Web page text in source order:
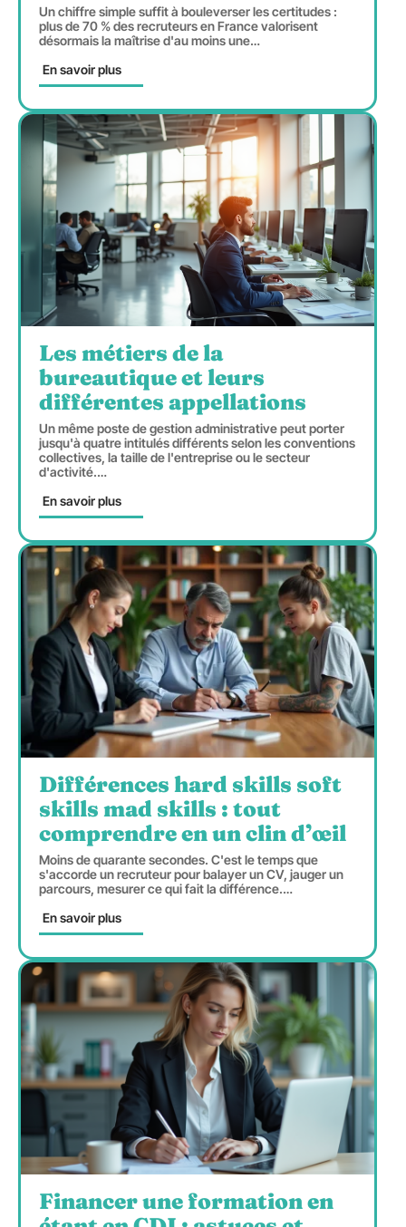
Un chiffre simple suffit à bouleverser les certitudes :
plus de 70 % des recruteurs en France valorisent
désormais la maîtrise d'au moins une…
En savoir plus
Les métiers de la
bureautique et leurs
différentes appellations
Un même poste de gestion administrative peut porter
jusqu'à quatre intitulés différents selon les conventions
collectives, la taille de l'entreprise ou le secteur
d'activité.…
En savoir plus
Différences hard skills soft
skills mad skills : tout
comprendre en un clin d’œil
Moins de quarante secondes. C'est le temps que
s'accorde un recruteur pour balayer un CV, jauger un
parcours, mesurer ce qui fait la différence.…
En savoir plus
Financer une formation en